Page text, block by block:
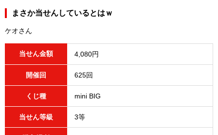
まさか当せんしているとはｗ
ケオさん
当せん金額 4,080円
開催回 625回
くじ種 mini BIG
当せん等級 3等